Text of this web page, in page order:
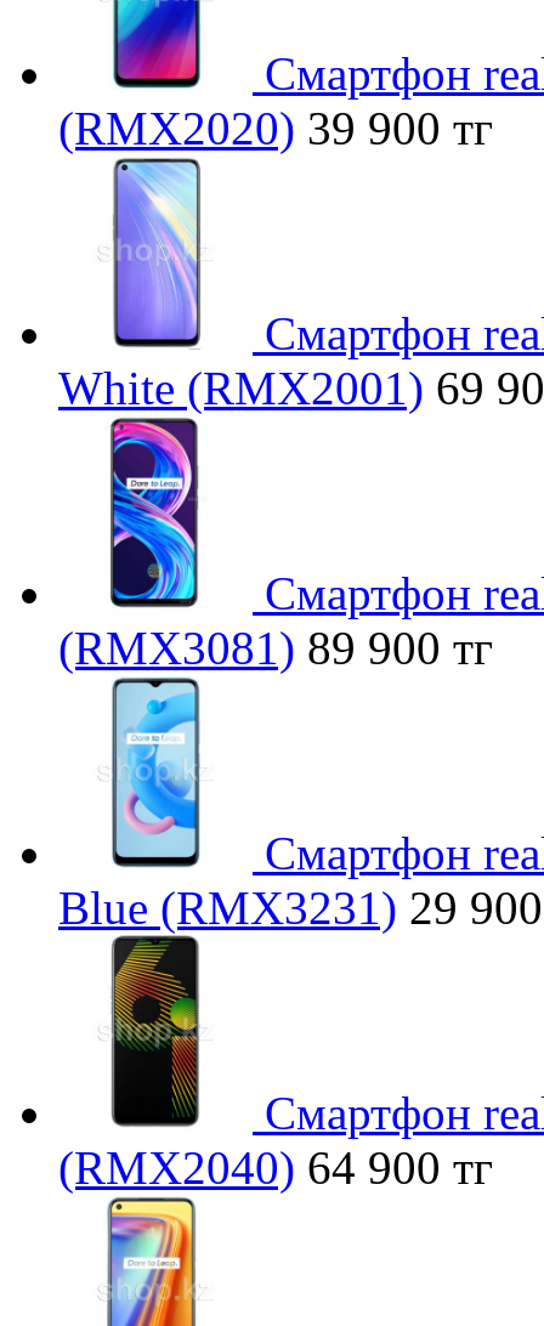
Смартфон
(RMX2020) 39 900 тг
Смартфон
White (RMX2001) 69
Смартфон
(RMX3081) 89 900 тг
Смартфон
Blue (RMX3231) 29
Смартфон
(RMX2040) 64 900 тг